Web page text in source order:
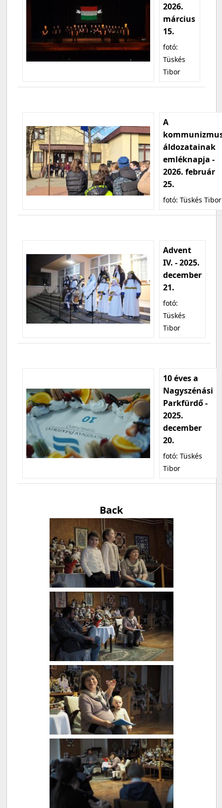
2026.
március
15.
fotó:
Tüskés
Tibor
A
áldozatainak
emléknapja -
2026. február
25.
fotó: Tüskés Tibor
Advent
IV. - 2025.
december
21.
fotó:
Tüskés
Tibor
10 éves a
Nagyszénási
Parkfürdő -
2025.
december
20.
fotó: Tüskés
Tibor
Back